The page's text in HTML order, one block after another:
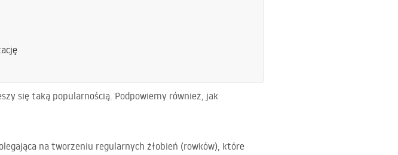
się taką popularnością. Podpowiemy również, jak
na tworzeniu regularnych żłobień (rowków), które